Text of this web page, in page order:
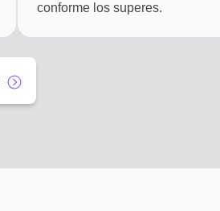
conforme los superes.